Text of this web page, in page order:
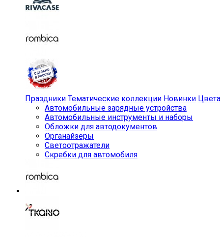
Праздники Тематические коллекции Новинки Цвета
Автомобильные зарядные устройства
Автомобильные инструменты и наборы
Обложки для автодокументов
Органайзеры
Светоотражатели
Скребки для автомобиля